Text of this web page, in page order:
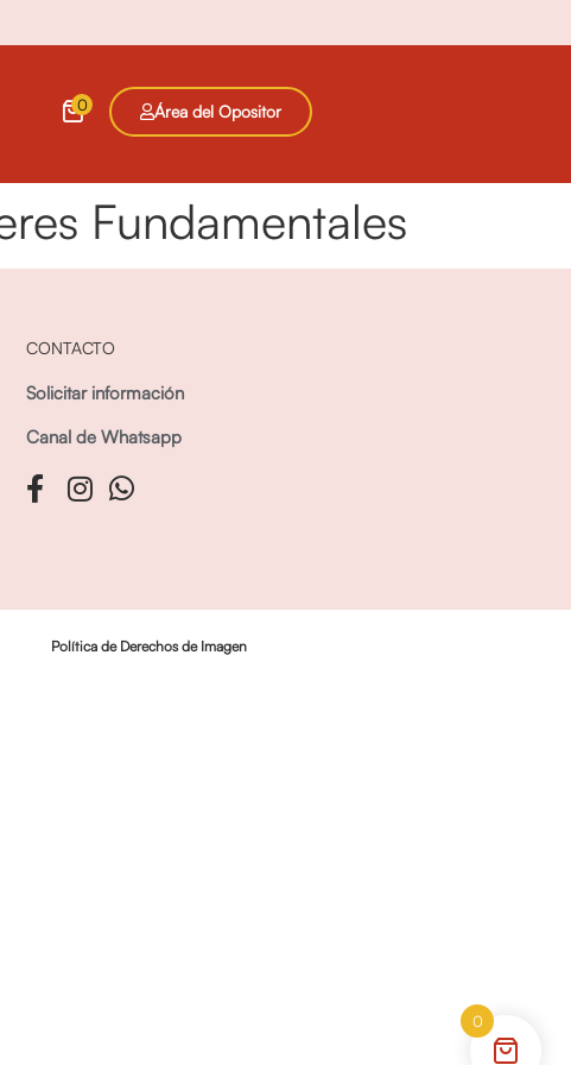
0 Área del Opositor
Fundamentales
CONTACTO
Solicitar información
Canal de Whatsapp
Política de Derechos de Imagen
0